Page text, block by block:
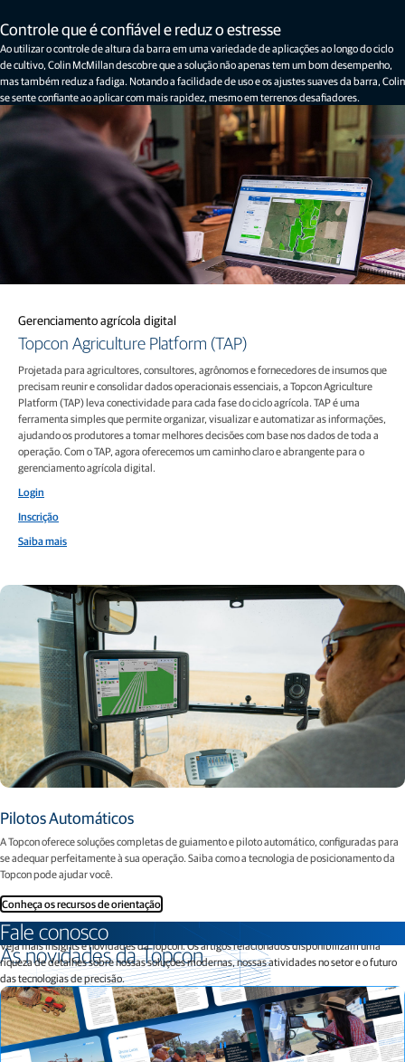
Controle que é confiável e reduz o estresse
​Ao utilizar o controle de altura da barra em uma variedade de aplicações ao longo do ciclo
de cultivo, Colin McMillan descobre que a solução não apenas tem um bom desempenho,
mas também reduz a fadiga. Notando a facilidade de uso e os ajustes suaves da barra, Colin
se sente confiante ao aplicar com mais rapidez, mesmo em terrenos desafiadores.
Gerenciamento agrícola digital
Topcon Agriculture Platform (TAP)
Projetada para agricultores, consultores, agrônomos e fornecedores de insumos que
precisam reunir e consolidar dados operacionais essenciais, a Topcon Agriculture
Platform (TAP) leva conectividade para cada fase do ciclo agrícola. TAP é uma
ferramenta simples que permite organizar, visualizar e automatizar as informações,
ajudando os produtores a tomar melhores decisões com base nos dados de toda a
operação. Com o TAP, agora oferecemos um caminho claro e abrangente para o
gerenciamento agrícola digital.
Login
Inscrição
Saiba mais
Pilotos Automáticos
A Topcon oferece soluções completas de guiamento e piloto automático, configuradas para
se adequar perfeitamente à sua operação. Saiba como a tecnologia de posicionamento da
Topcon pode ajudar você.
Conheça os recursos de orientação
Fale conosco
As novidades da Topcon
Veja mais insights e novidades da Topcon. Os artigos relacionados disponibilizam uma
riqueza de detalhes sobre nossas soluções modernas, nossas atividades no setor e o futuro
das tecnologias de precisão.